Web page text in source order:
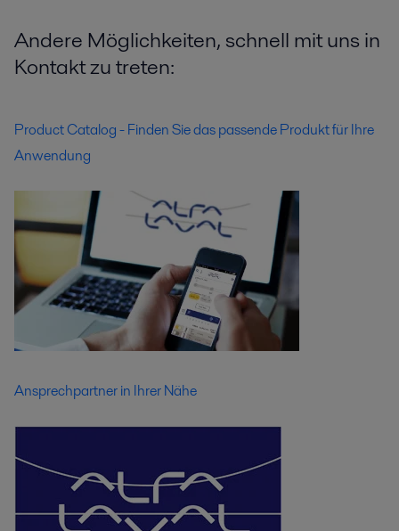
Andere Möglichkeiten, schnell mit uns in
Kontakt zu treten:
Product Catalog - Finden Sie das passende Produkt für Ihre
Anwendung
Ansprechpartner in Ihrer Nähe